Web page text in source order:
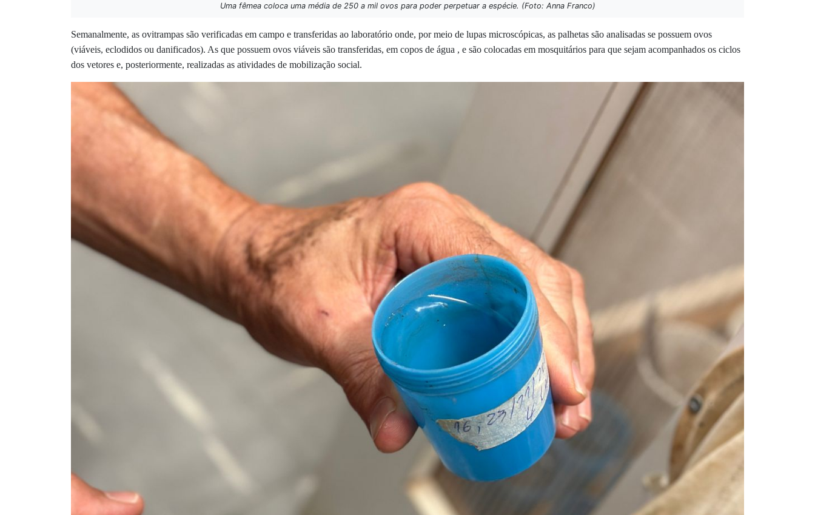
Uma fêmea coloca uma média de 250 a mil ovos para poder perpetuar a espécie. (Foto: Anna Franco)
Semanalmente, as ovitrampas são verificadas em campo e transferidas ao laboratório onde, por meio de lupas microscópicas, as palhetas são analisadas se possuem ovos
(viáveis, eclodidos ou danificados). As que possuem ovos viáveis são transferidas, em copos de água , e são colocadas em mosquitários para que sejam acompanhados os ciclos
dos vetores e, posteriormente, realizadas as atividades de mobilização social.